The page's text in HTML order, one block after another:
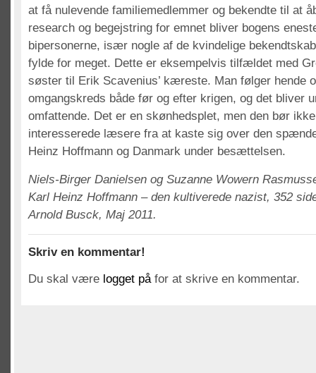
at få nulevende familiemedlemmer og bekendte til at
research og begejstring for emnet bliver bogens
bipersonerne, især nogle af de kvindelige
fylde for meget. Dette er eksempelvis tilfældet med
søster til Erik Scavenius’ kæreste. Man følger hende
omgangskreds både før og efter krigen, og det bliver
omfattende. Det er en skønhedsplet, men den bør
interesserede læsere fra at kaste sig over den
Heinz Hoffmann og Danmark under besættelsen.
Niels-Birger Danielsen og Suzanne Wowern
Karl Heinz Hoffmann – den kultiverede nazist, 352
Arnold Busck, Maj 2011.
Skriv en kommentar!
Du skal være logget påfor at skrive en kommentar.